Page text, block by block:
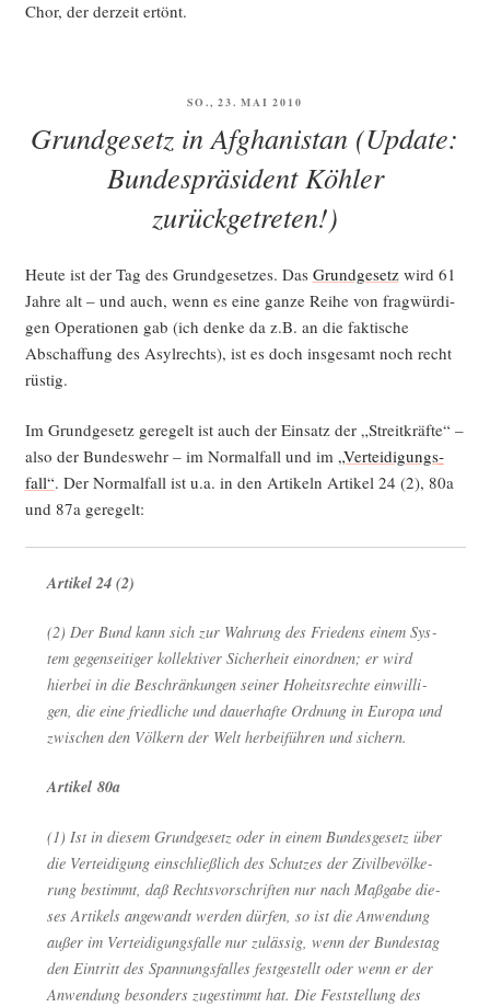
Chor, der der­zeit ertönt.
VERÖFFENTLICHT
SO., 23. MAI 2010
Grundgesetz in Afghanistan (Update:
Bundespräsident Köhler
zurückgetreten!)
Heu­te ist der Tag des Grund­ge­set­zes. Das Grund­ge­setzwird 61
Jah­re alt – und auch, wenn es eine gan­ze Rei­he von frag­wür­di­
gen Ope­ra­tio­nen gab (ich den­ke da z.B. an die fak­ti­sche
Abschaf­fung des Asyl­rechts), ist es doch ins­ge­samt noch recht
rüstig.
Im Grund­ge­setz gere­gelt ist auch der Ein­satz der „Streit­kräf­te“ –
also der Bun­des­wehr – im Nor­mal­fall und im „Ver­tei­di­gungs­
fall“. Der Nor­mal­fall ist u.a. in den Arti­keln Arti­kel 24 (2), 80a
und 87a geregelt:
Arti­kel 24 (2)
(2) Der Bund kann sich zur Wah­rung des Frie­dens einem Sys­
tem gegen­sei­ti­ger kol­lek­ti­ver Sicher­heit ein­ord­nen; er wird
hier­bei in die Beschrän­kun­gen sei­ner Hoheits­rech­te ein­wil­li­
gen, die eine fried­li­che und dau­er­haf­te Ord­nung in Euro­pa und
zwi­schen den Völ­kern der Welt her­bei­füh­ren und sichern.
Arti­kel 80a
(1) Ist in die­sem Grund­ge­setz oder in einem Bun­des­ge­setz über
die Ver­tei­di­gung ein­schließ­lich des Schut­zes der Zivil­be­völ­ke­
rung bestimmt, daß Rechts­vor­schrif­ten nur nach Maß­ga­be die­
ses Arti­kels ange­wandt wer­den dür­fen, so ist die Anwen­dung
außer im Ver­tei­di­gungs­fal­le nur zuläs­sig, wenn der Bun­des­tag
den Ein­tritt des Span­nungs­fal­les fest­ge­stellt oder wenn er der
Anwen­dung beson­ders zuge­stimmt hat. Die Fest­stel­lung des